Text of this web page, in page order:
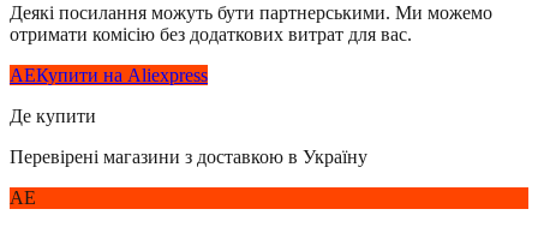
Деякі посилання можуть бути партнерськими. Ми можемо
отримати комісію без додаткових витрат для вас.
AEКупити на Aliexpress
Де купити
Перевірені магазини з доставкою в Україну
AE